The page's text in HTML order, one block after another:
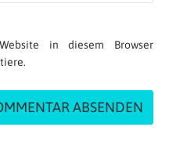
in diesem Browser